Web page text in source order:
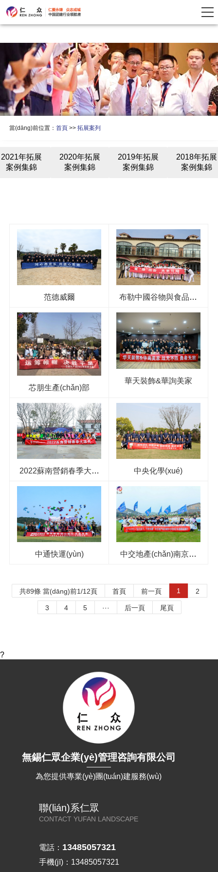
當(dāng)前位置：首頁 >>拓展案列
2021年拓展
案例集錦
2020年拓展
案例集錦
2019年拓展
案例集錦
2018年拓展
案例集錦
范德威爾
布勒中國谷物與食品事
業(yè)部
芯朋生產(chǎn)部
華天裝飾&華詢美家
2022蘇南營銷春季大練
兵
中央化學(xué)
中通快運(yùn)
中交地產(chǎn)南京公
共89條 當(dāng)前1/12頁 首頁 前一頁 1 2
3 4 5 ··· 后一頁 尾頁
?
無錫仁眾企業(yè)管理咨詢有限公司
為您提供專業(yè)團(tuán)建服務(wù)
聯(lián)系仁眾
CONTACT YUFAN LANDSCAPE
電話： 13485057321
手機(jī)：13485057321